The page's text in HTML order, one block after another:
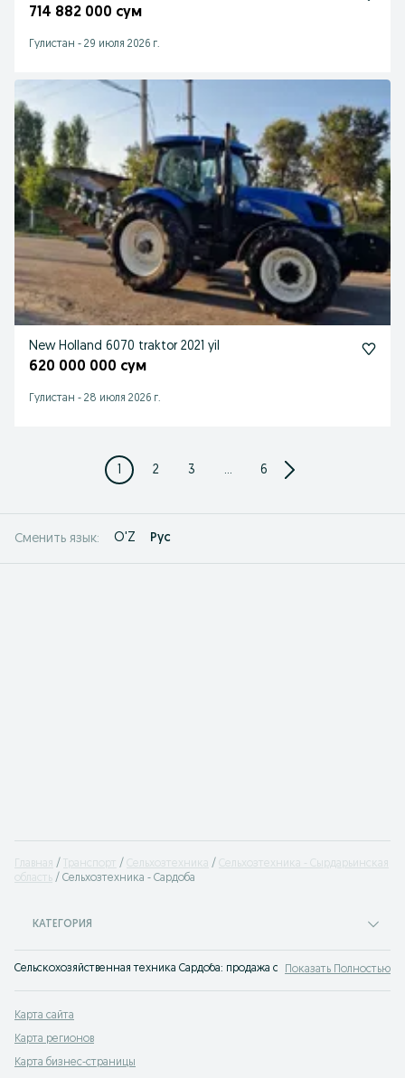
714 882 000 сум
Гулистан - 29 июля 2026 г.
New Holland 6070 traktor 2021 yil
620 000 000 сум
Гулистан - 28 июля 2026 г.
1 2 3 ... 6
Сменить язык: O'Z Рус
Главная Транспорт Сельхозтехника
Сельхозтехника - Сырдарьинская
область
Сельхозтехника - Сардоба
КАТЕГОРИЯ
Сельскохозяйственная техника Сардоба: продажа сх техники через
Показать Полностью
Карта сайта
Карта регионов
Карта бизнес-страницы